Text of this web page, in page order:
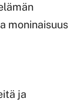
moninaisuus
ja